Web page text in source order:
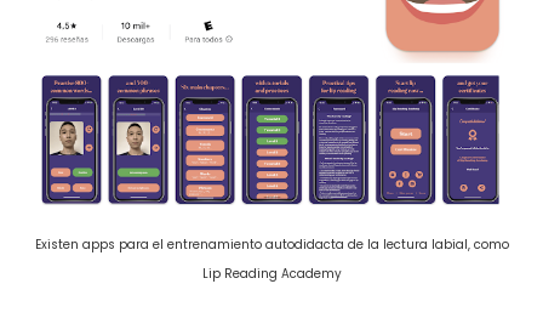
Existen apps para el entrenamiento autodidacta de la lectura labial, como
Lip Reading Academy